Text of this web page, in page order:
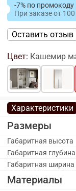
-7% по
При заказеот
Оставить отзыв
Цвет: Кашемир
Характеристики
Размеры
Габаритная высота
Габаритная глубина
Габаритная ширина
Материалы